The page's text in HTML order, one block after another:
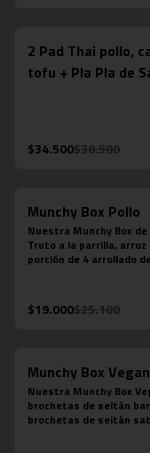
2 Pad Thai pollo,
tofu + Pla Pla de
$34.500$38.500
Munchy Box Pollo
Nuestra Munchy Box
Truto a la parrilla, arroz
porción de 4 arrollado
lata a tu elección.
$19.000$25.100
Munchy Box Vegan
Nuestra Munchy Box
brochetas de seitán
brochetas de seitán